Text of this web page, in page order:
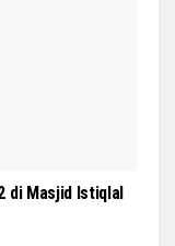
di Masjid Istiqlal